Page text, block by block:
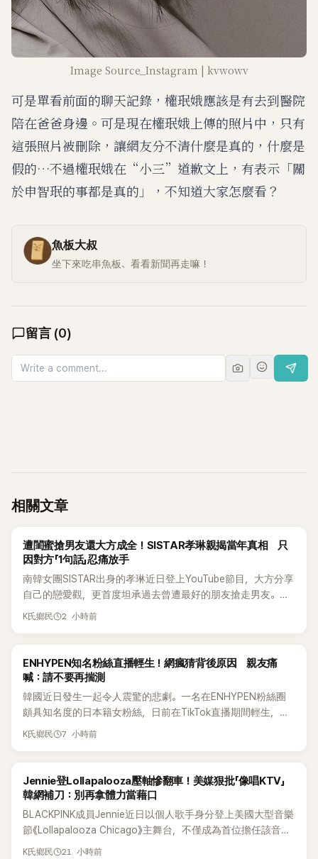
Image Source_Instagram | kvwowv
可是單看前面的聊天記錄，權珉娥應該是有去到醫院
陪在爸爸身邊。可是現在權珉娥上傳的照片中，只有
這張照片被刪除，讓網友分不清什麼是真的，什麼是
假的…不過權珉娥在“小三”道歉文上，有表示「關
於申智珉的事都是真的」，不知道大家怎麼看？
魚板大叔
坐下來吃串魚板、看看新聞再走嘛！
留言 (0)
相關文章
K-POP
遭閨蜜搶男友還大方成全！SISTAR孝琳親揭當年真相 只
因對方「1句話」忍痛放手
南韓女團SISTAR出身的孝琳近日登上YouTube節目，大方分享
自己的戀愛觀，更首度坦承過去曾遭最好的朋友搶走男友。她
表示，當時選擇瀟灑放手，但如果同樣的事情現在再發生，「我
K氏鄉民 2 小時前
K-POP
ENHYPEN知名粉絲直播輕生！網瘋猜背後原因 親友痛
喊：請不要再揣測
韓國近日發生一起令人震驚的悲劇。一名在ENHYPEN粉絲圈
頗具知名度的日本籍女粉絲，日前在TikTok直播期間輕生，最
終不幸身亡，消息曝光後震驚韓網，也讓不少粉絲湧入社群平
K氏鄉民 7 小時前
K-POP
Jennie登Lollapalooza壓軸慘翻車！美媒狠批「像唱KTV」
韓網補刀：別再拿體力當藉口
BLACKPINK成員Jennie近日以個人歌手身分登上美國大型音樂
節《Lollapalooza Chicago》主舞台，不僅成為首位擔任該音樂
節Headliner（壓軸主秀）的K-POP女SOLO歌手，寫下全新紀
K氏鄉民 21 小時前